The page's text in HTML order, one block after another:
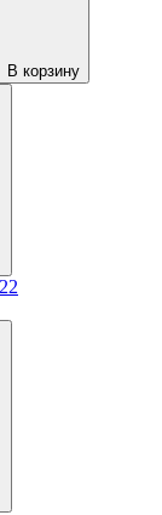
В корзину